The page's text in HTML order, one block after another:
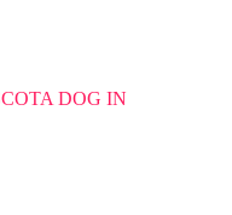
DOG IN